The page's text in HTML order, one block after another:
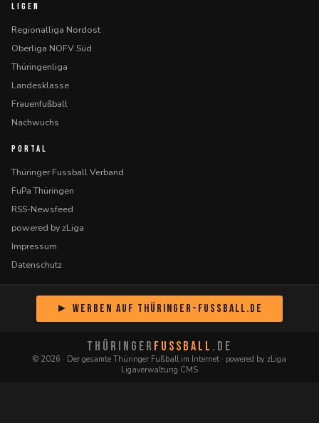
LIGEN
Regionalliga Nordost
Oberliga NOFV Süd
Thüringenliga
Landesklasse
Frauenfußball
Nachwuchs
PORTAL
Thüringer Fussball Verband
FuPa Thüringen
RSS-Newsfeed
powered by zLiga
Impressum
Datenschutz
► Werben auf Thüringer-Fussball.de
THÜRINGER FUSSBALL .DE
© 2026 · Der gesamte Thüringer Fußball im Internet · powered by zLiga
Ligaverwaltung CMS